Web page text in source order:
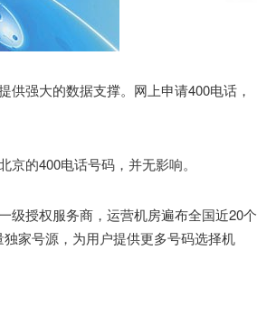
供强大的数据支撑。网上申请400电话，
的400电话号码，并无影响。
授权服务商，运营机房遍布全国近20个
家号源，为用户提供更多号码选择机